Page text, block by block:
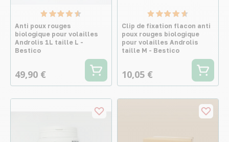
Anti poux rouges
biologique pour volailles
Androlis 1L taille L -
Bestico
49,90 €
Clip de fixation flacon anti
poux rouges biologique
pour volailles Androlis
taille M - Bestico
10,05 €